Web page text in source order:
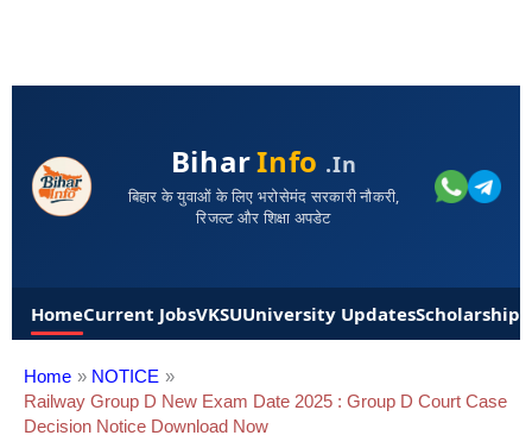
BiharInfo .in
बिहार के युवाओं के लिए भरोसेमंद सरकारी नौकरी,
रिजल्ट और शिक्षा अपडेट
HomeCurrent JobsVKSUUniversity UpdatesScholarships
Home
NOTICE
Railway Group D New Exam Date 2025 : Group D Court Case
Decision Notice Download Now